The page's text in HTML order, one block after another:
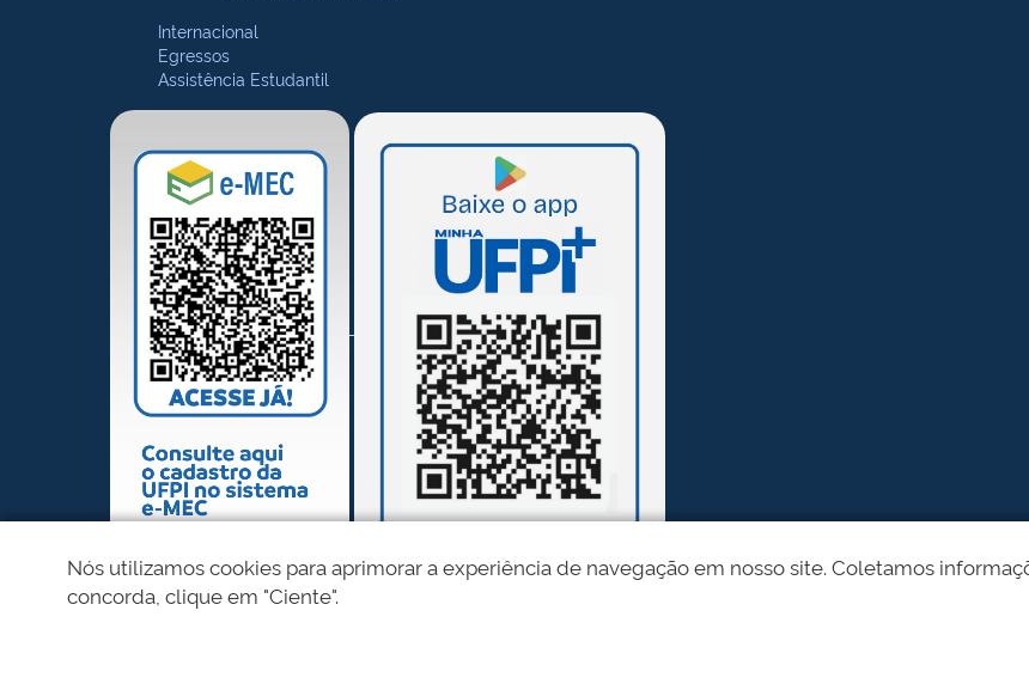
Internacional
Egressos
Assistência Estudantil
Nós utilizamos cookies para aprimorar a experiência de navegação em nosso site. Coletamos
concorda, clique em "Ciente".